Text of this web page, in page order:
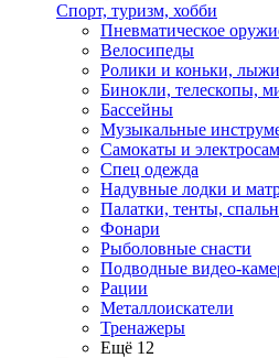
Спорт, туризм, хобби
Пневматическое
Велосипеды
Ролики и коньки,
Бинокли, телескопы,
Бассейны
Музыкальные
Самокаты и
Спец одежда
Надувные лодки и
Палатки, тенты,
Фонари
Рыболовные снасти
Подводные видео-
Рации
Металлоискатели
Тренажеры
Ещё 12